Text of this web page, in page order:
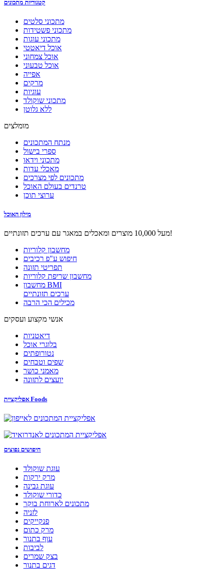
קטגוריות מתכונים
מתכוני סלטים
מתכוני פשטידות
מתכוני עוגות
אוכל דיאטטי
אוכל צמחוני
אוכל טבעוני
אפייה
מרקים
עוגיות
מתכוני שוקולד
ללא גלוטן
מומלצים
מנתח המתכונים
ספרי בישול
מתכוני וידאו
מאכלי עדות
מתכונים לפי מצרכים
טרנדים בעולם האוכל
ערוצי תוכן
מילון האוכל
מעל 10,000 מוצרים ומאכלים במאגר עם ערכים תזונתיים!
מחשבון קלוריות
חיפוש ע"פ רכיבים
תפריטי תזונה
מחשבון שריפת קלוריות
מחשבון BMI
ערכים תזונתיים
מכילים הכי הרבה
אנשי מקצוע ועסקים
דיאטניות
בלוגרי אוכל
נטורופתים
שפים וטבחים
מאמני כושר
יועצים לתזונה
אפליקציית Foods
חיפושים נפוצים
עוגת שוקולד
מרק ירקות
עוגת גבינה
כדורי שוקולד
מתכונים לארוחת בוקר
לזניה
פנקייקים
מרק כתום
עוף בתנור
לביבות
בצק שמרים
דגים בתנור